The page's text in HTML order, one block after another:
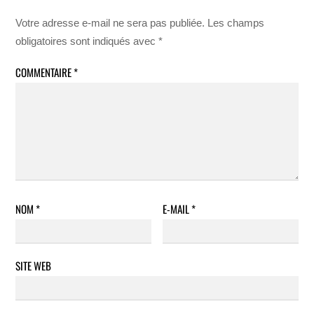
Votre adresse e-mail ne sera pas publiée. Les champs
obligatoires sont indiqués avec*
COMMENTAIRE*
NOM* E-MAIL*
SITE WEB